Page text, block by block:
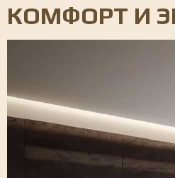
КОМФОРТ И